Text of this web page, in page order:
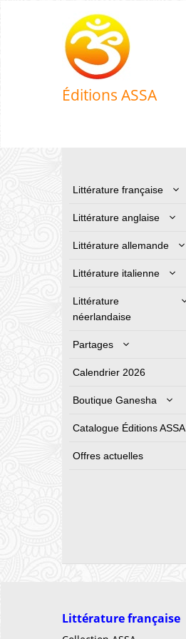
Éditions ASSA
Littérature française
Littérature anglaise
Littérature allemande
Littérature italienne
Littérature
néerlandaise
Partages
Calendrier 2026
Boutique Ganesha
Catalogue Éditions ASSA
Offres actuelles
Littérature française